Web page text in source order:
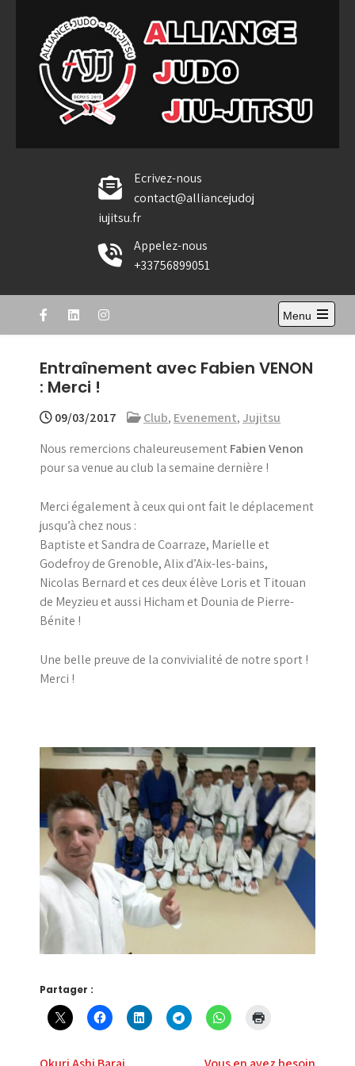
content
Alliance Judo Jiu-jitsu
Ecrivez-nous
contact@alliancejudoj
iujitsu.fr
Appelez-nous
+33756899051
Menu
Open
menu
Entraînement avec Fabien VENON
: Merci !
09/03/2017 Club, Evenement, Jujitsu
Nous remercions chaleureusementFabien Venon
pour sa venue au club la semaine dernière !
Merci également à ceux qui ont fait le déplacement
jusqu’à chez nous :
Baptiste et Sandra de Coarraze, Marielle et
Godefroy de Grenoble, Alix d’Aix-les-bains,
Nicolas Bernard et ces deux élève Loris et Titouan
de Meyzieu et aussi Hicham et Dounia de Pierre-
Bénite !
Une belle preuve de la convivialité de notre sport !
Merci !
Partager :